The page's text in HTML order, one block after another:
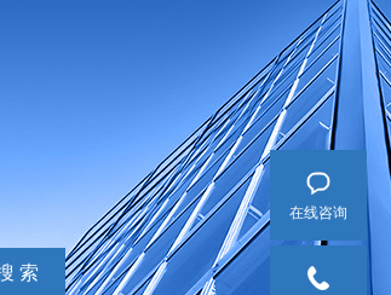
在线咨询